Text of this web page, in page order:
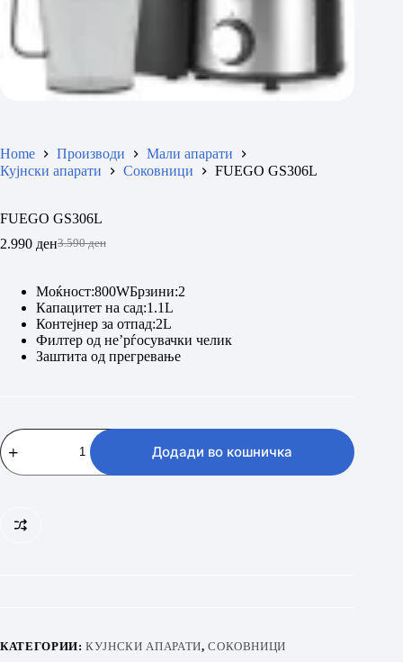
Home Производи
Мали апарати
Кујнски апарати
Соковници FUEGO GS306L
FUEGO GS306L
3.590ден
Original
was:
3.590 ден.
2.990 денCurrent
is:
2.990 ден.
Моќност:800WБрзини:2
Капацитет на сад:1.1L
Контејнер за отпад:2L
Филтер од не’рѓосувачки челик
Заштита од прегревање
FUEGO
GS306L
количина
Додади во кошничка
КАТЕГОРИИ:КУЈНСКИ АПАРАТИ,СОКОВНИЦИ